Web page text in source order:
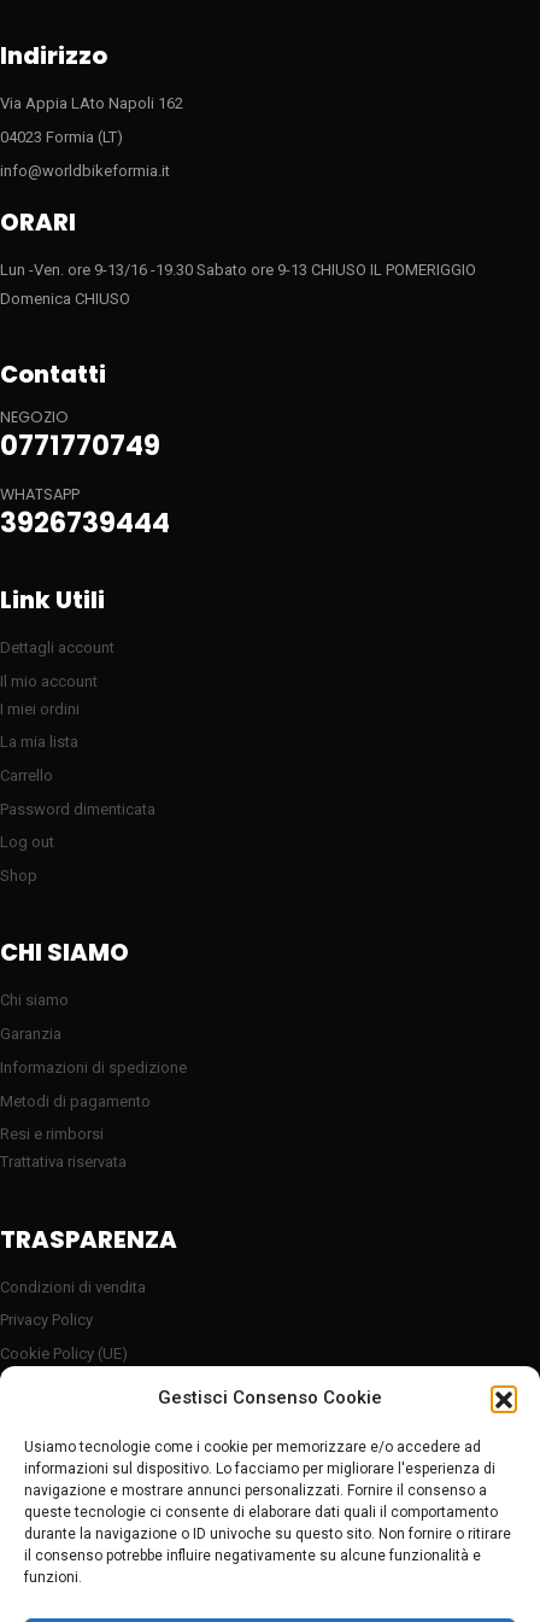
Gestisci Consenso Cookie
Usiamo tecnologie come i cookie per memorizzare e/o accedere ad
informazioni sul dispositivo. Lo facciamo per migliorare l'esperienza di
navigazione e mostrare annunci personalizzati. Fornire il consenso a
queste tecnologie ci consente di elaborare dati quali il comportamento
durante la navigazione o ID univoche su questo sito. Non fornire o ritirare
il consenso potrebbe influire negativamente su alcune funzionalità e
funzioni.
Indirizzo
Via Appia LAto Napoli 162
04023 Formia (LT)
info@worldbikeformia.it
ORARI
Lun -Ven. ore 9-13/16 -19.30 Sabato ore 9-13 CHIUSO IL POMERIGGIO
Domenica CHIUSO
Contatti
NEGOZIO
0771770749
WHATSAPP
3926739444
Link Utili
Dettagli account
Il mio account
I miei ordini
La mia lista
Carrello
Password dimenticata
Log out
Shop
CHI SIAMO
Chi siamo
Garanzia
Informazioni di spedizione
Metodi di pagamento
Resi e rimborsi
Trattativa riservata
TRASPARENZA
Condizioni di vendita
Privacy Policy
Cookie Policy (UE)
Server sicuro HTTP2/SSL
Pagamenti sicuri